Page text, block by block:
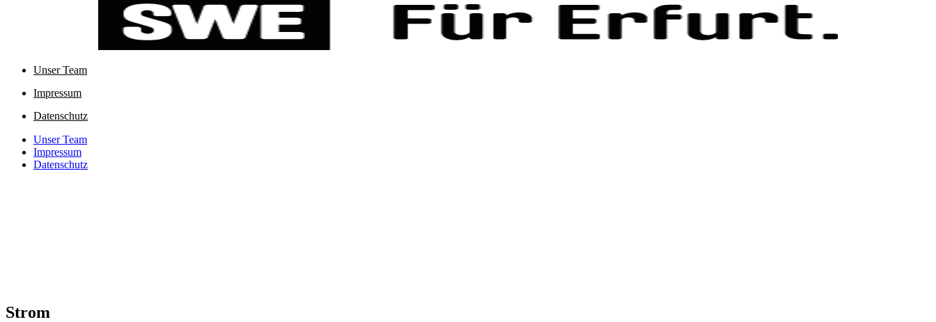
Unser Team
Impressum
Datenschutz
Unser Team
Impressum
Datenschutz
Strom